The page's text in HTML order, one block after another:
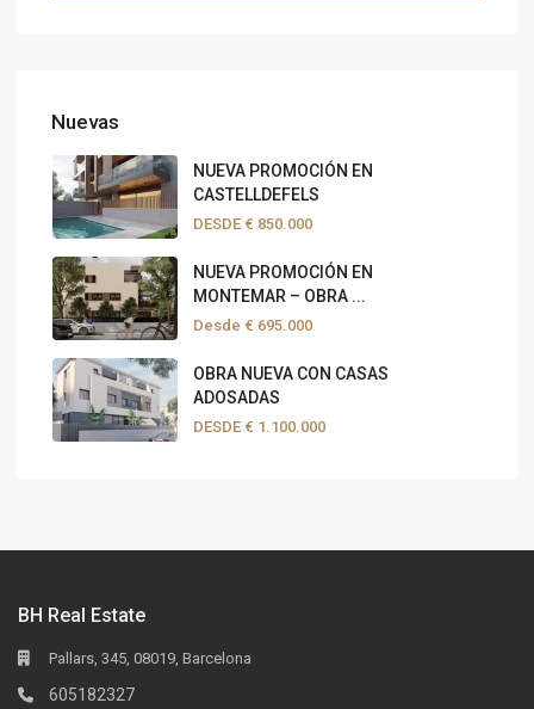
Nuevas
NUEVA PROMOCIÓN EN
CASTELLDEFELS
DESDE € 850.000
NUEVA PROMOCIÓN EN
MONTEMAR – OBRA ...
Desde € 695.000
OBRA NUEVA CON CASAS
ADOSADAS
DESDE € 1.100.000
BH Real Estate
Pallars, 345, 08019, Barcelona
605182327